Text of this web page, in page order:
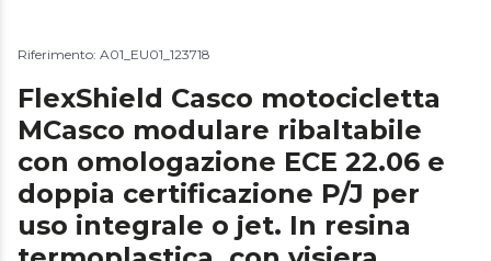
Riferimento: A01_EU01_123718
FlexShield Casco motocicletta
MCasco modulare ribaltabile
con omologazione ECE 22.06 e
doppia certificazione P/J per
uso integrale o jet. In resina